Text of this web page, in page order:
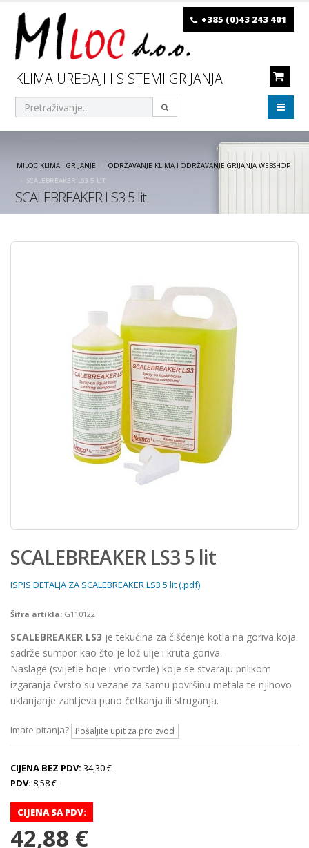
KLIMA UREĐAJI I SISTEMI GRIJANJA
+385 (0)43 243 401
MILOC KLIMA I GRIJANJE
ODRŽAVANJE KLIMA I ODRŽAVANJE GRIJANJA WEBSHOP
SCALEBREAKER LS3 5 LIT
SCALEBREAKER LS3 5 lit
SCALEBREAKER LS3 5 lit
ISPIS DETALJA ZA SCALEBREAKER LS3 5 lit (.pdf)
Šifra artikla: G110122
SCALEBREAKER LS3 je tekućina za čišćenje kotla na goriva koja
sadrže sumpor kao što je lož ulje i kruta goriva.
Naslage (svijetle boje i vrlo tvrde) koje se stvaraju prilikom
izgaranja čvrsto su vezane za samu površinu metala te njihovo
uklanjanje zahtjeva puno četkanja ili struganja.
Imate pitanja? Pošaljite upit za proizvod
CIJENA BEZ PDV: 34,30 €
PDV: 8,58 €
CIJENA SA PDV:
42,88 €